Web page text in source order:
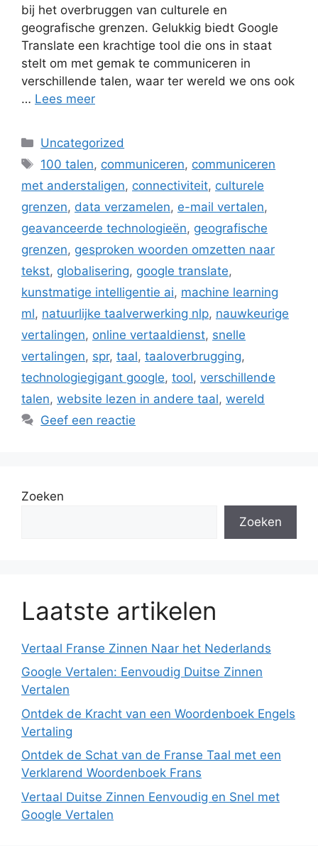
bij het overbruggen van culturele en
geografische grenzen. Gelukkig biedt Google
Translate een krachtige tool die ons in staat
stelt om met gemak te communiceren in
verschillende talen, waar ter wereld we ons ook
… Lees meer
Categorieën
Uncategorized
Tags
100 talen, communiceren, communiceren
met anderstaligen, connectiviteit, culturele
grenzen, data verzamelen, e-mail vertalen,
geavanceerde technologieën, geografische
grenzen, gesproken woorden omzetten naar
tekst, globalisering, google translate,
kunstmatige intelligentie ai, machine learning
ml, natuurlijke taalverwerking nlp, nauwkeurige
vertalingen, online vertaaldienst, snelle
vertalingen, spr, taal, taaloverbrugging,
technologiegigant google, tool, verschillende
talen, website lezen in andere taal, wereld
Geef een reactie
Zoeken
Zoeken
Laatste artikelen
Vertaal Franse Zinnen Naar het Nederlands
Google Vertalen: Eenvoudig Duitse Zinnen
Vertalen
Ontdek de Kracht van een Woordenboek Engels
Vertaling
Ontdek de Schat van de Franse Taal met een
Verklarend Woordenboek Frans
Vertaal Duitse Zinnen Eenvoudig en Snel met
Google Vertalen